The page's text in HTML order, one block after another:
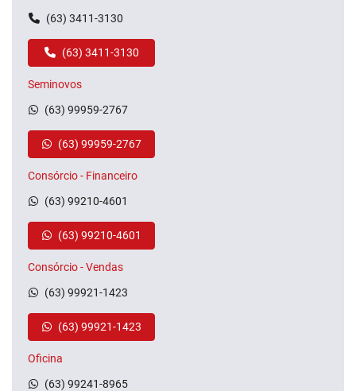
(63) 3411-3130
(63) 3411-3130
Seminovos
(63) 99959-2767
(63) 99959-2767
Consórcio - Financeiro
(63) 99210-4601
(63) 99210-4601
Consórcio - Vendas
(63) 99921-1423
(63) 99921-1423
Oficina
(63) 99241-8965